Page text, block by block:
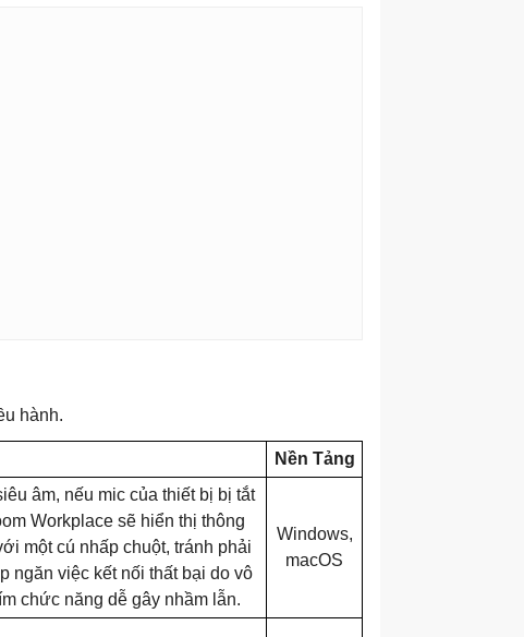
hành.
Nền Tảng
âm, nếu mic của thiết bị bị tắt
Workplace sẽ hiển thị thông
một cú nhấp chuột, tránh phải
ngăn việc kết nối thất bại do vô
chức năng dễ gây nhầm lẫn.
Windows,
macOS